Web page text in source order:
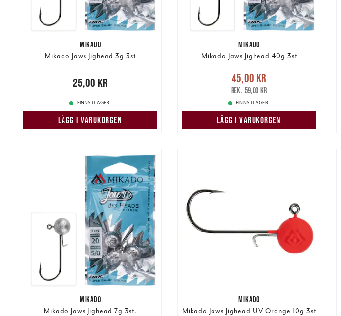
MIKADO
Mikado Jaws Jighead 3g 3st
25,00 kr25,00 kr
FINNS I LAGER.
LÄGG I VARUKORGEN
MIKADO
Mikado Jaws Jighead 40g 3st
Nuvarande pris
Tidigare pris
45,00 kr
59,00 kr
FINNS I LAGER.
LÄGG I VARUKORGEN
MIKADO
Mikado Jaws Jighead 7g 3st.
MIKADO
Mikado Jaws Jighead UV Orange 10g 3st